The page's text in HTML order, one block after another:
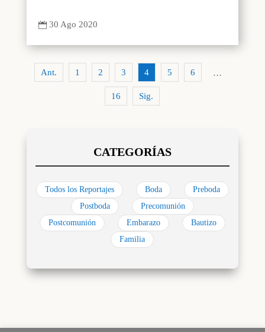
 30 Ago 2020
Ant. 1 2 3 4 5 6 …
16 Sig.
Todos los Reportajes Boda
Preboda
Postboda
Precomunión
Postcomunión
Embarazo
Bautizo
Familia